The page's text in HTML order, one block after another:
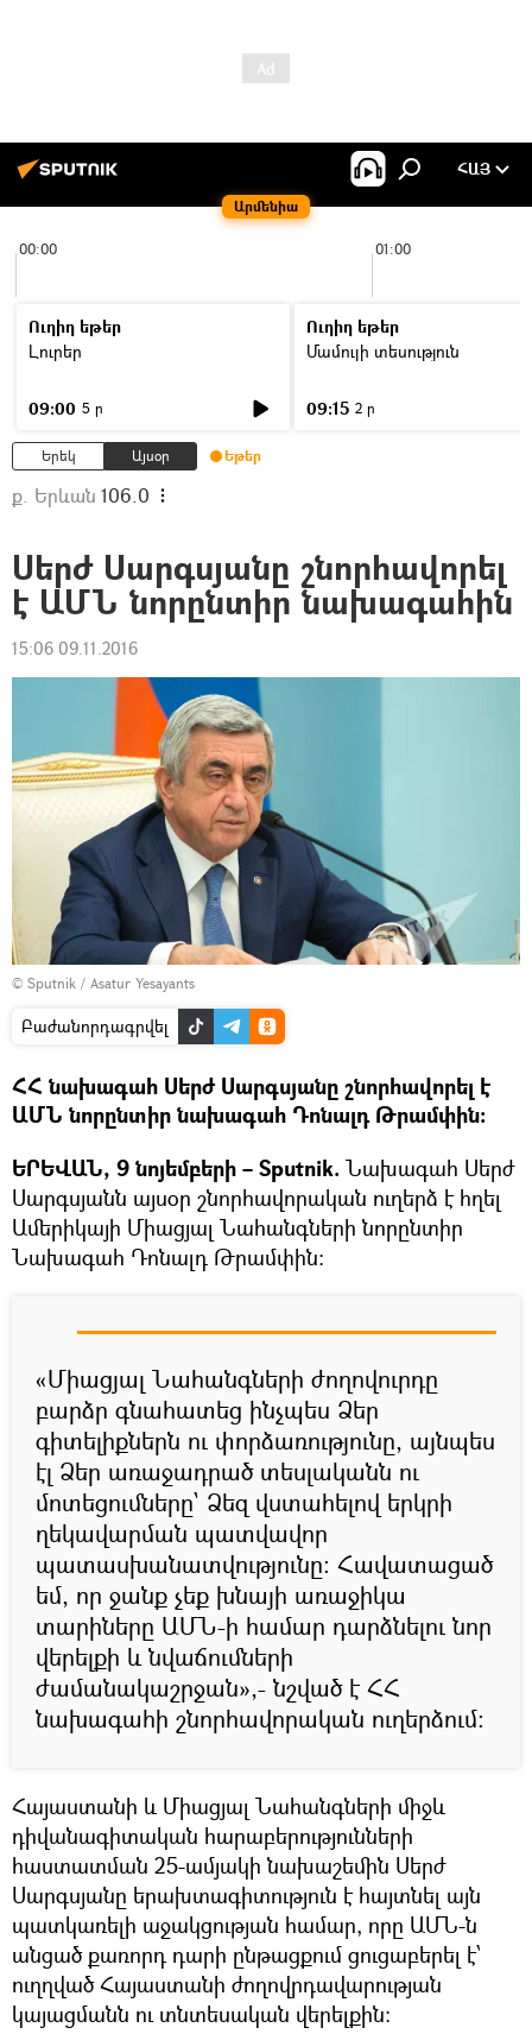
Արմենիա
ՀԱՅ
00:00 01:00
Ուղիղ եթեր
Լուրեր
09:00 5 ր
Ուղիղ եթեր
Մամուլի տեսություն
09:15 2 ր
Երեկ Այսօր Եթեր
ք. Երևան 106.0
Սերժ Սարգսյանը շնորհավորել
է ԱՄՆ նորընտիր նախագահին
15:06 09.11.2016
© Sputnik / Asatur Yesayants
Բաժանորդագրվել
ՀՀ նախագահ Սերժ Սարգսյանը շնորհավորել է
ԱՄՆ նորընտիր նախագահ Դոնալդ Թրամփին։
ԵՐԵՎԱՆ, 9 նոյեմբերի – Sputnik. Նախագահ Սերժ
Սարգսյանն այսօր շնորհավորական ուղերձ է հղել
Ամերիկայի Միացյալ Նահանգների նորընտիր
Նախագահ Դոնալդ Թրամփին։
«Միացյալ Նահանգների ժողովուրդը
բարձր գնահատեց ինչպես Ձեր
գիտելիքներն ու փորձառությունը, այնպես
էլ Ձեր առաջադրած տեսլականն ու
մոտեցումները` Ձեզ վստահելով երկրի
ղեկավարման պատվավոր
պատասխանատվությունը: Հավատացած
եմ, որ ջանք չեք խնայի առաջիկա
տարիները ԱՄՆ-ի համար դարձնելու նոր
վերելքի և նվաճումների
ժամանակաշրջան»,- նշված է ՀՀ
նախագահի շնորհավորական ուղերձում:
Հայաստանի և Միացյալ Նահանգների միջև
դիվանագիտական հարաբերությունների
հաստատման 25-ամյակի նախաշեմին Սերժ
Սարգսյանը երախտագիտություն է հայտնել այն
պատկառելի աջակցության համար, որը ԱՄՆ-ն
անցած քառորդ դարի ընթացքում ցուցաբերել է՝
ուղղված Հայաստանի ժողովրդավարության
կայացմանն ու տնտեսական վերելքին: